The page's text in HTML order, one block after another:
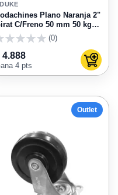
carrito
Plano Naranja 2"
C/Freno 50 mm 50 kg
(0)
4.888
4 pts
Outlet